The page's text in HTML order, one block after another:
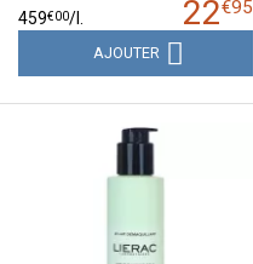
22€95
459€00/
AJOUTER